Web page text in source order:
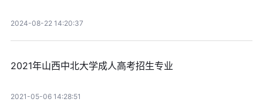
2024-08-22 14:20:37
2021年山西中北大学成人高考招生专业
2021-05-06 14:28:51